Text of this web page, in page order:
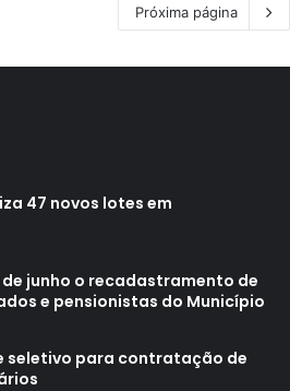
Próxima página
47 novos lotes em
de junho o recadastramento de
e pensionistas do Município
seletivo para contratação de